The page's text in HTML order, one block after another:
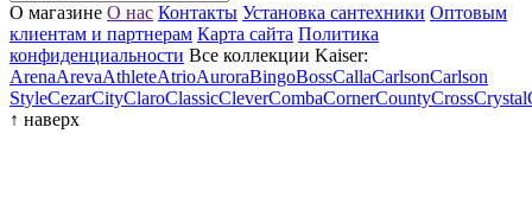
О магазине О нас Контакты Установка сантехники Оптовым
клиентам и партнерам Карта сайта Политика
конфиденциальности Все коллекции Kaiser:
ArenaArevaAthleteAtrioAuroraBingoBossCallaCarlsonCarlson
StyleCezarCityClaroClassicCleverCombaCornerCountyCrossCrystal
↑ наверх